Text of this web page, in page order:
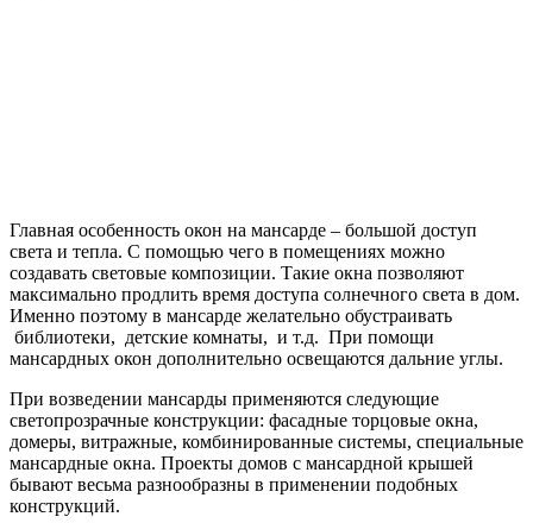
Главная особенность окон на мансарде – большой доступ
света и тепла. С помощью чего в помещениях можно
создавать световые композиции. Такие окна позволяют
максимально продлить время доступа солнечного света в дом.
Именно поэтому в мансарде желательно обустраивать
библиотеки, детские комнаты, и т.д. При помощи
мансардных окон дополнительно освещаются дальние углы.
При возведении мансарды применяются следующие
светопрозрачные конструкции: фасадные торцовые окна,
домеры, витражные, комбинированные системы, специальные
мансардные окна. Проекты домов с мансардной крышей
бывают весьма разнообразны в применении подобных
конструкций.